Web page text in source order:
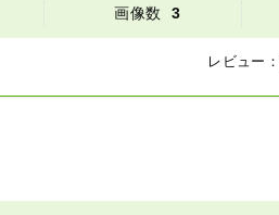
画像数 3
レビュー：